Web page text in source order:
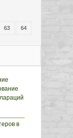
63 64
в